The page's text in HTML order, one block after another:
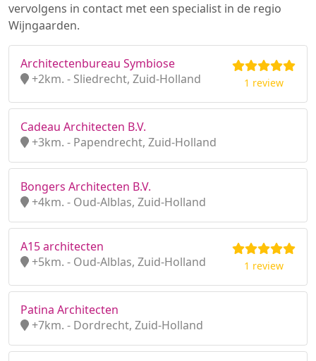
vervolgens in contact met een specialist in de regio
Wijngaarden.
Architectenbureau Symbiose
+2km. - Sliedrecht, Zuid-Holland
1 review
Cadeau Architecten B.V.
+3km. - Papendrecht, Zuid-Holland
Bongers Architecten B.V.
+4km. - Oud-Alblas, Zuid-Holland
A15 architecten
+5km. - Oud-Alblas, Zuid-Holland
1 review
Patina Architecten
+7km. - Dordrecht, Zuid-Holland